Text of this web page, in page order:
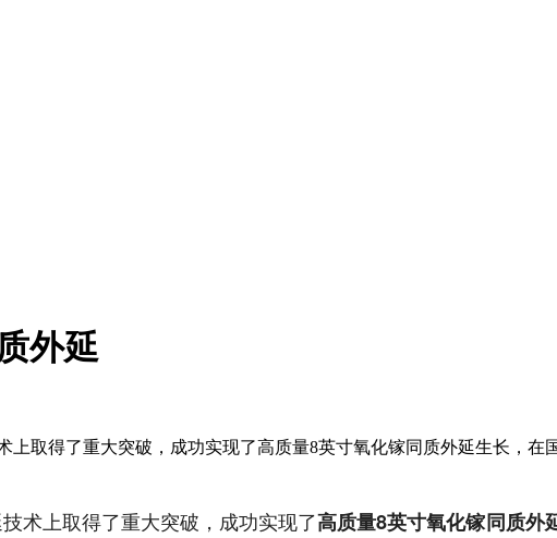
外延
取得了重大突破，成功实现了高质量8英寸氧化镓同质外延生长，在
术上取得了重大突破，成功实现了高质量8英寸氧化镓同质外